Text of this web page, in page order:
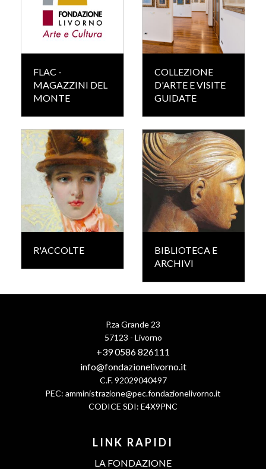
FLAC -
MAGAZZINI DEL
MONTE
COLLEZIONE
D'ARTE E VISITE
GUIDATE
R'ACCOLTE
BIBLIOTECA E
ARCHIVI
P.za Grande 23
57123 - Livorno
+39 0586 826111
info@fondazionelivorno.it
C.F. 92029040497
PEC: amministrazione@pec.fondazionelivorno.it
CODICE SDI: E4X9PNC
LINK RAPIDI
LA FONDAZIONE